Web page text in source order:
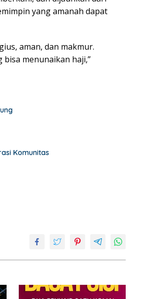
yang amanah dapat
aman, dan makmur.
menunaikan haji,”
Komunitas